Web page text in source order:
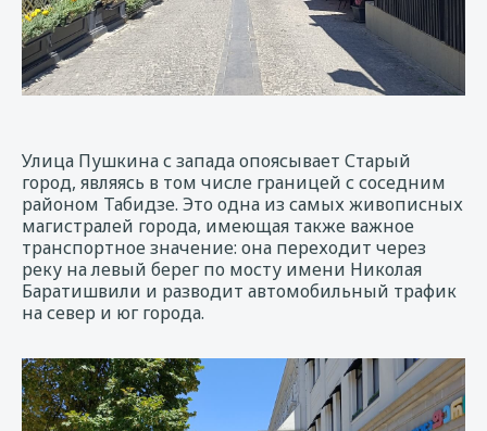
Улица Пушкина с запада опоясывает Старый
город, являясь в том числе границей с соседним
районом Табидзе. Это одна из самых живописных
магистралей города, имеющая также важное
транспортное значение: она переходит через
реку на левый берег по мосту имени Николая
Баратишвили и разводит автомобильный трафик
на север и юг города.